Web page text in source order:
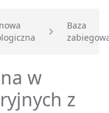
Baza
w
z